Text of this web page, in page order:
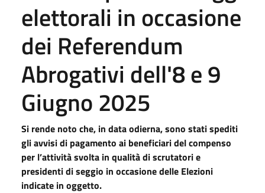
elettorali in occasione
dei Referendum
Abrogativi dell'8 e 9
Giugno 2025
Si rende noto che, in data odierna, sono stati spediti
gli avvisi di pagamento ai beneficiari del compenso
per l’attività svolta in qualità di scrutatori e
presidenti di seggio in occasione delle Elezioni
indicate in oggetto.